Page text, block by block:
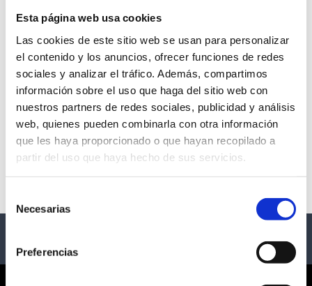
Esta página web usa cookies
Las cookies de este sitio web se usan para personalizar
el contenido y los anuncios, ofrecer funciones de redes
sociales y analizar el tráfico. Además, compartimos
información sobre el uso que haga del sitio web con
nuestros partners de redes sociales, publicidad y análisis
web, quienes pueden combinarla con otra información
que les haya proporcionado o que hayan recopilado a
partir del uso que haya hecho de sus servicios.
de Necesarias
Preferencias
LOS ATARDECERES DEL
MUELLE CON DAVID
OTERO, HEY KID Y
El Muelle Live
M-CLAN 30
ANIVERSARIO - EL
MUELLE LIVE
El Muelle Live